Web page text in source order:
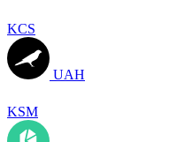
KCS
UAH
KSM